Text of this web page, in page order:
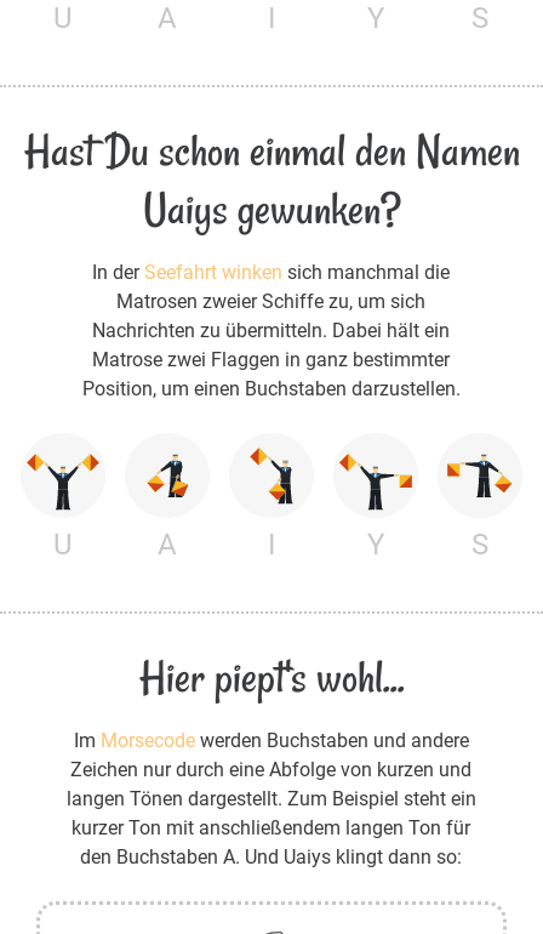
U A I Y S
Hast Du schon einmal den Namen
Uaiys gewunken?
In derSeefahrt winken sich manchmal die
Matrosen zweier Schiffe zu, um sich
Nachrichten zu übermitteln. Dabei hält ein
Matrose zwei Flaggen in ganz bestimmter
Position, um einen Buchstaben darzustellen.
U A I Y S
Hier piept's wohl...
Im Morsecodewerden Buchstaben und andere
Zeichen nur durch eine Abfolge von kurzen und
langen Tönen dargestellt. Zum Beispiel steht ein
kurzer Ton mit anschließendem langen Ton für
den Buchstaben A. Und Uaiys klingt dann so: